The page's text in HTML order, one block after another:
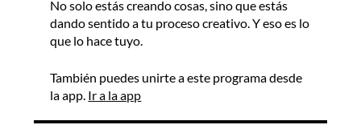
No solo estás creando cosas, sino que estás
dando sentido a tu proceso creativo. Y eso es lo
que lo hace tuyo.
También puedes unirte a este programa desde
la app. Ir a la app